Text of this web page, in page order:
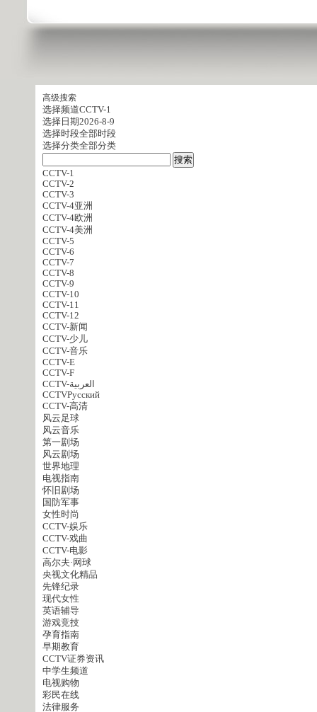
高级搜索
选择频道CCTV-1
选择日期2026-8-9
选择时段全部时段
选择分类全部分类
CCTV-1
CCTV-2
CCTV-3
CCTV-4亚洲
CCTV-4欧洲
CCTV-4美洲
CCTV-5
CCTV-6
CCTV-7
CCTV-8
CCTV-9
CCTV-10
CCTV-11
CCTV-12
CCTV-新闻
CCTV-少儿
CCTV-音乐
CCTV-E
CCTV-F
CCTV-العربية
CCTVPусский
CCTV-高清
风云足球
风云音乐
第一剧场
风云剧场
世界地理
电视指南
怀旧剧场
国防军事
女性时尚
CCTV-娱乐
CCTV-戏曲
CCTV-电影
高尔夫·网球
央视文化精品
先锋纪录
现代女性
英语辅导
游戏竞技
孕育指南
早期教育
CCTV证券资讯
中学生频道
电视购物
彩民在线
法律服务